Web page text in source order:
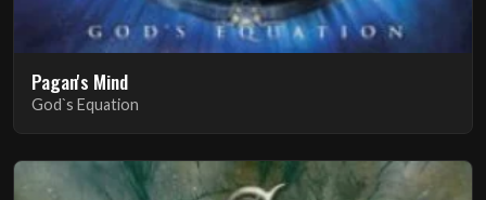
Pagan's Mind
God`s Equation